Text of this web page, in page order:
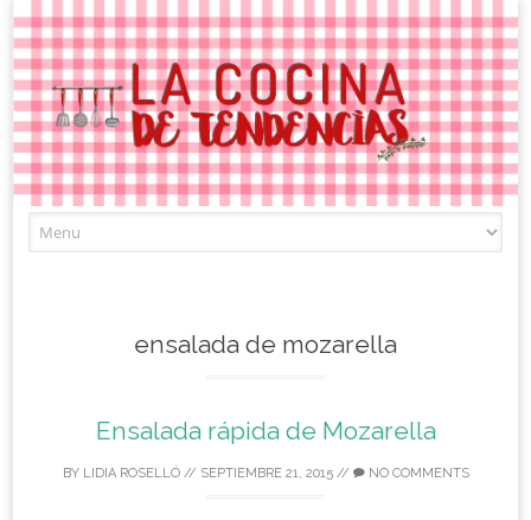
to
ensalada de mozarella
Ensalada rápida de Mozarella
BY LIDIA ROSELLÓ// SEPTIEMBRE 21, 2015// NO COMMENTS